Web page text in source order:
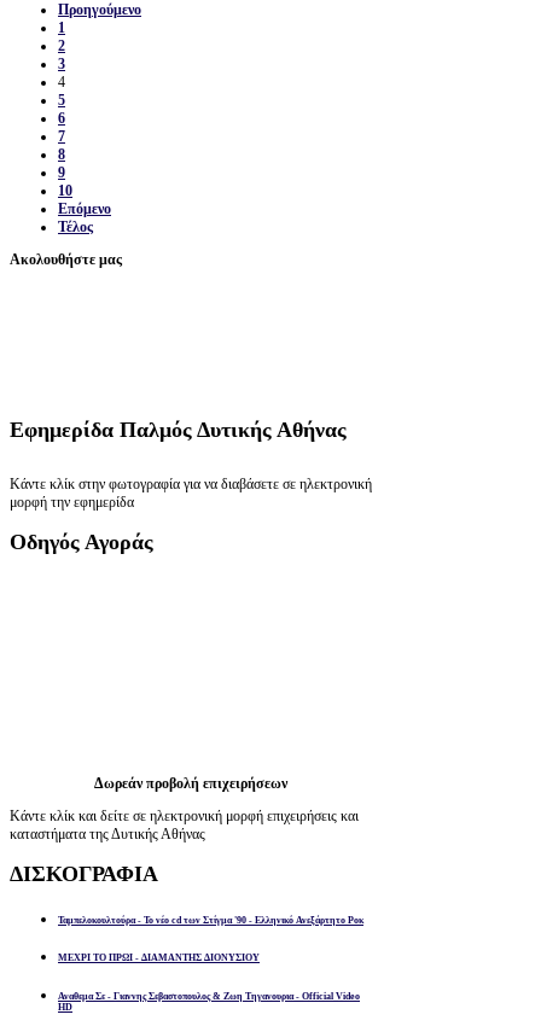
Προηγούμενο
1
2
3
4
5
6
7
8
9
10
Επόμενο
Τέλος
Ακολουθήστε μας
Εφημερίδα Παλμός Δυτικής Αθήνας
Κάντε κλίκ στην φωτογραφία για να διαβάσετε σε ηλεκτρονική
μορφή την εφημερίδα
Οδηγός Αγοράς
Δωρεάν προβολή επιχειρήσεων
Κάντε κλίκ και δείτε σε ηλεκτρονική μορφή επιχειρήσεις και
καταστήματα της Δυτικής Αθήνας
ΔΙΣΚΟΓΡΑΦΙΑ
Ταμπελοκουλτούρα - Το νέο cd των Στίγμα '90 - Ελληνικό Ανεξάρτητο Ροκ
ΜΕΧΡΙ ΤΟ ΠΡΩΙ - ΔΙΑΜΑΝΤΗΣ ΔΙΟΝΥΣΙΟΥ
Αναθεμα Σε - Γιαννης Σεβαστοπουλος & Ζωη Τηγανουρια - Official Video
HD